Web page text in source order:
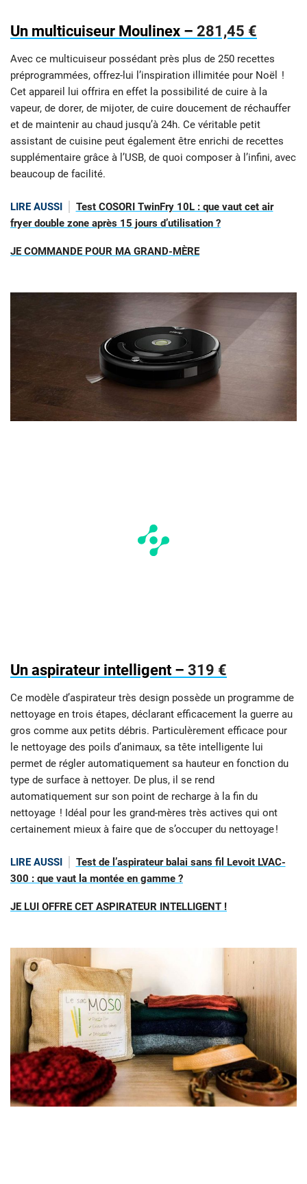
Un multicuiseur Moulinex – 281,45 €
Avec ce multicuiseur possédant près plus de 250 recettes
préprogrammées, offrez-lui l’inspiration illimitée pour Noël !
Cet appareil lui offrira en effet la possibilité de cuire à la
vapeur, de dorer, de mijoter, de cuire doucement de réchauffer
et de maintenir au chaud jusqu’à 24h. Ce véritable petit
assistant de cuisine peut également être enrichi de recettes
supplémentaire grâce à l’USB, de quoi composer à l’infini, avec
beaucoup de facilité.
LIRE AUSSI
Test COSORI TwinFry 10L : que vaut cet air
fryer double zone après 15 jours d’utilisation ?
JE COMMANDE POUR MA GRAND-MÈRE
Un aspirateur intelligent – 319 €
Ce modèle d’aspirateur très design possède un programme de
nettoyage en trois étapes, déclarant efficacement la guerre au
gros comme aux petits débris. Particulèrement efficace pour
le nettoyage des poils d’animaux, sa tête intelligente lui
permet de régler automatiquement sa hauteur en fonction du
type de surface à nettoyer. De plus, il se rend
automatiquement sur son point de recharge à la fin du
nettoyage ! Idéal pour les grand-mères très actives qui ont
certainement mieux à faire que de s’occuper du nettoyage !
LIRE AUSSI
Test de l’aspirateur balai sans fil Levoit LVAC-
300 : que vaut la montée en gamme ?
JE LUI OFFRE CET ASPIRATEUR INTELLIGENT !